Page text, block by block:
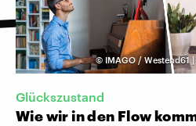
© IMAGO / Westend61
Glückszustand
Wie wir in den Flow